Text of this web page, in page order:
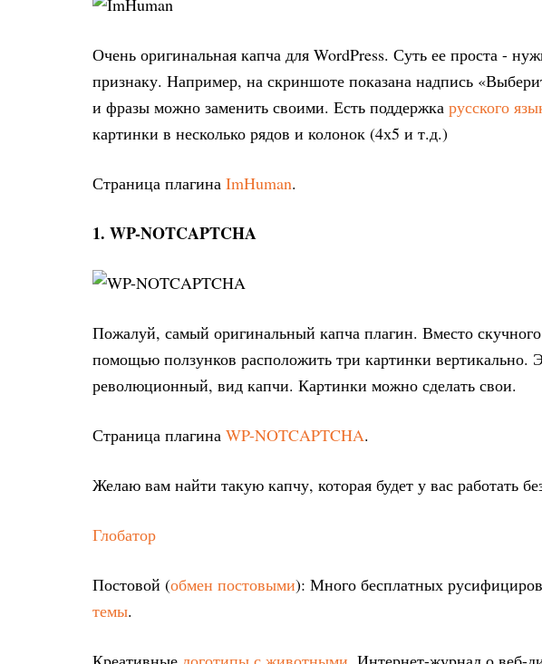
Очень оригинальная капча для WordPress. Суть ее проста -
признаку. Например, на скриншоте показана надпись
и фразы можно заменить своими. Есть поддержка русского
картинки в несколько рядов и колонок (4х5 и т.д.)
Страница плагина ImHuman.
1. WP-NOTCAPTCHA
Пожалуй, самый оригинальный капча плагин. Вместо
помощью ползунков расположить три картинки
революционный, вид капчи. Картинки можно сделать свои.
Страница плагина WP-NOTCAPTCHA.
Желаю вам найти такую капчу, которая будет у вас работать
Глобатор
Постовой (обмен постовыми): Много бесплатных
темы.